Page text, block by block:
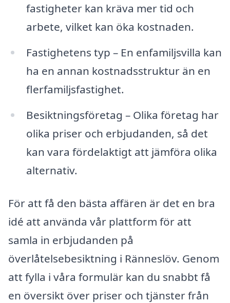
fastigheter kan kräva mer tid och
arbete, vilket kan öka kostnaden.
Fastighetens typ – En enfamiljsvilla kan
ha en annan kostnadsstruktur än en
flerfamiljsfastighet.
Besiktningsföretag – Olika företag har
olika priser och erbjudanden, så det
kan vara fördelaktigt att jämföra olika
alternativ.
För att få den bästa affären är det en bra
idé att använda vår plattform för att
samla in erbjudanden på
överlåtelsebesiktning i Ränneslöv. Genom
att fylla i våra formulär kan du snabbt få
en översikt över priser och tjänster från